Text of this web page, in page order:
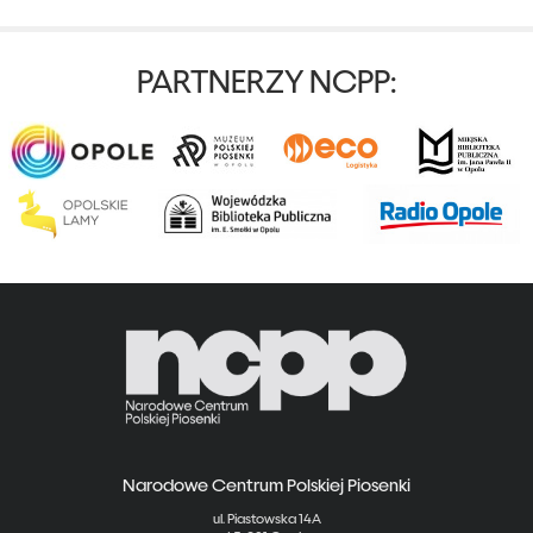
PARTNERZY NCPP:
Narodowe Centrum Polskiej Piosenki
ul. Piastowska 14A